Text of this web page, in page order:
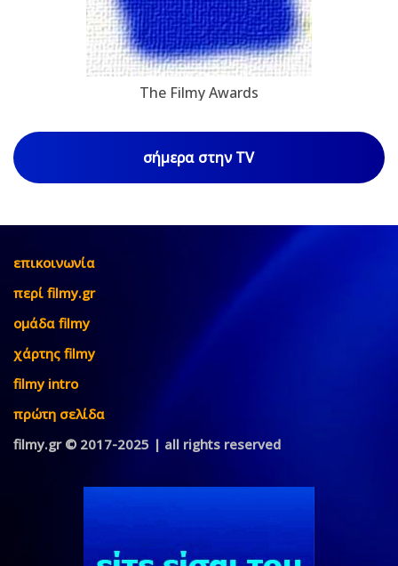
The Filmy Awards
σήμερα στην TV
επικοινωνία
περί filmy.gr
ομάδα filmy
χάρτης filmy
filmy intro
πρώτη σελίδα
filmy.gr © 2017-2025 | all rights reserved